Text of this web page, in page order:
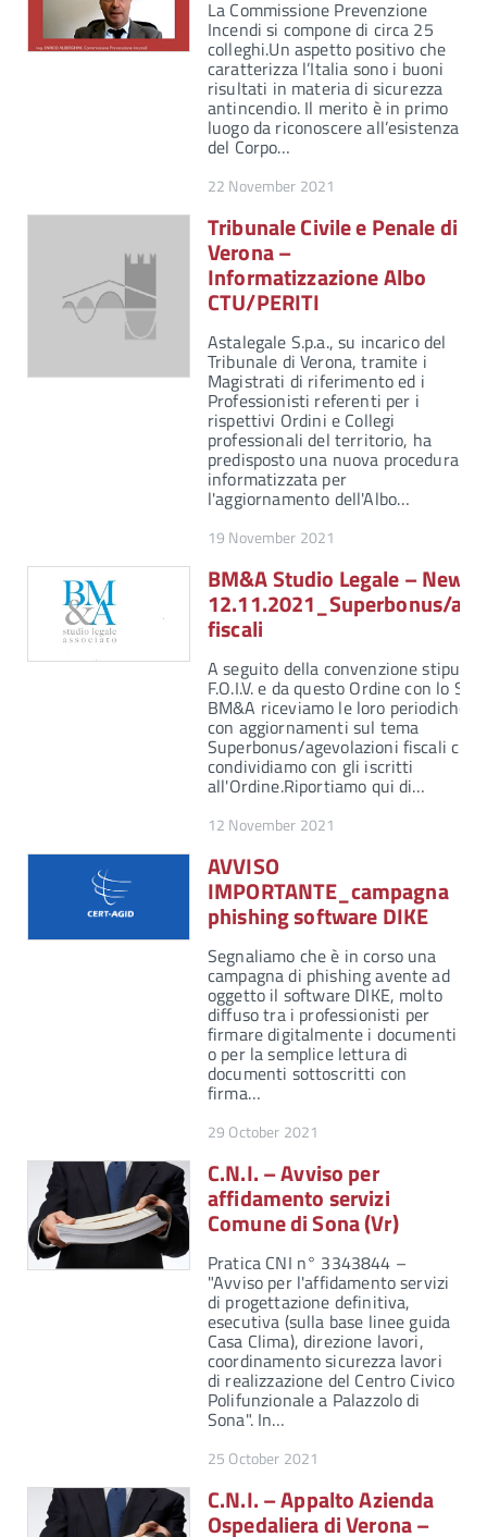
La Commissione Prevenzione
Incendi si compone di circa 25
colleghi.Un aspetto positivo che
caratterizza l’Italia sono i buoni
risultati in materia di sicurezza
antincendio. Il merito è in primo
luogo da riconoscere all’esistenza
del Corpo…
22 November 2021
Tribunale Civile e Penale di
Verona –
Informatizzazione Albo
CTU/PERITI
Astalegale S.p.a., su incarico del
Tribunale di Verona, tramite i
Magistrati di riferimento ed i
Professionisti referenti per i
rispettivi Ordini e Collegi
professionali del territorio, ha
predisposto una nuova procedura
informatizzata per
l'aggiornamento dell'Albo…
19 November 2021
BM&A Studio Legale –
12.11.2021_Superbonus/
fiscali
A seguito della convenzione
F.O.I.V. e da questo Ordine con lo
BM&A riceviamo le loro periodiche
con aggiornamenti sul tema
Superbonus/agevolazioni fiscali che
condividiamo con gli iscritti
all'Ordine.Riportiamo qui di…
12 November 2021
AVVISO
IMPORTANTE_campagna
phishing software DIKE
Segnaliamo che è in corso una
campagna di phishing avente ad
oggetto il software DIKE, molto
diffuso tra i professionisti per
firmare digitalmente i documenti
o per la semplice lettura di
documenti sottoscritti con
firma…
29 October 2021
C.N.I. – Avviso per
affidamento servizi
Comune di Sona (Vr)
Pratica CNI n° 3343844 –
"Avviso per l'affidamento servizi
di progettazione definitiva,
esecutiva (sulla base linee guida
Casa Clima), direzione lavori,
coordinamento sicurezza lavori
di realizzazione del Centro Civico
Polifunzionale a Palazzolo di
Sona". In…
25 October 2021
C.N.I. – Appalto Azienda
Ospedaliera di Verona –